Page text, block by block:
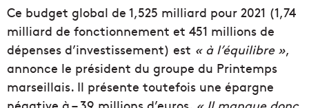
Ce budget global de 1,525 milliard pour 2021 (1,74
milliard de fonctionnement et 451 millions de
dépenses d’investissement) est « à l’équilibre »,
annonce le président du groupe du Printemps
marseillais. Il présente toutefois une épargne